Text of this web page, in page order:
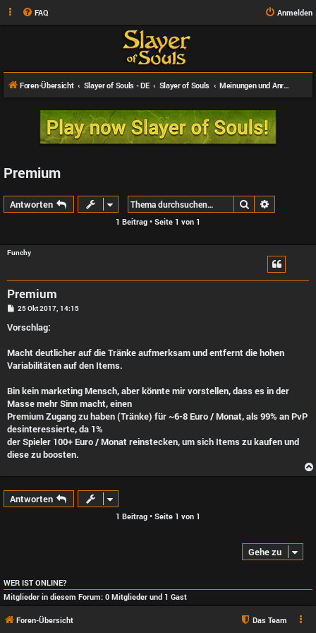
FAQ Anmelden
Foren-Übersicht Slayer of Souls - DE Slayer of Souls Meinungen und Anregungen
Premium
Antworten Suche
1 Beitrag • Seite 1 von 1
Funchy
Premium
B
i
t
a
g
25 Okt 2017, 14:15
Vorschlag:
Macht deutlicher auf die Tränke aufmerksam und entfernt die hohen
Variabilitäten auf den Items.
Bin kein marketing Mensch, aber könnte mir vorstellen, dass es in der
Masse mehr Sinn macht, einen
Premium Zugang zu haben (Tränke) für ~6-8 Euro / Monat, als 99% an PvP
desinteressierte, da 1%
der Spieler 100+ Euro / Monat reinstecken, um sich Items zu kaufen und
diese zu boosten.
Antworten
1 Beitrag • Seite 1 von 1
Gehe zu
WER IST ONLINE?
Mitglieder in diesem Forum: 0 Mitglieder und 1 Gast
Foren-Übersicht Das Team